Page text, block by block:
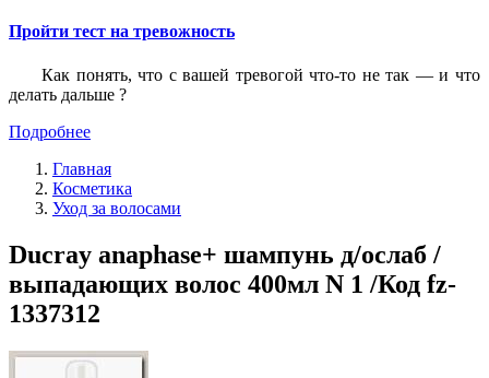
Пройти тест на тревожность
Как понять, что с вашей тревогой что-то не так — и что
делать дальше ?
Подробнее
Главная
Косметика
Уход за волосами
Ducray anaphase+ шампунь д/ослаб /
выпадающих волос 400мл N 1 /Код fz-
1337312